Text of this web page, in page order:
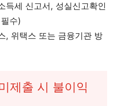
득세 신고서, 성실신고확인
수)
, 위택스 또는 금융기관 방
제출 시 불이익